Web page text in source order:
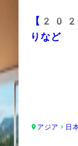
【2026
りなど
アジア 日